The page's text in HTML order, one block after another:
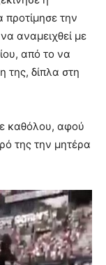
την
αναμειχθεί με
από το να
της, δίπλα στη
καθόλου, αφού
της την μητέρα